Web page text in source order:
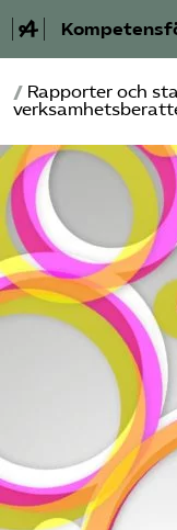
Aktuellt
A-Ö
Auktorisation
Medlemskap
Våra frågor
Kurser och
Om oss
/ Rapporter och